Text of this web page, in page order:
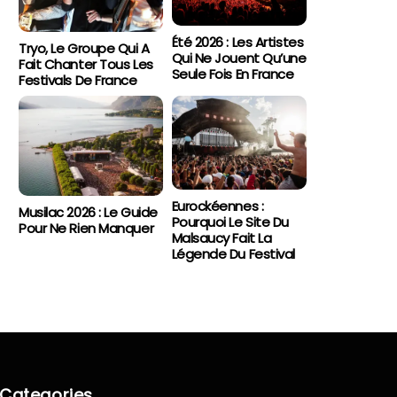
Tryo, Le Groupe Qui A
Fait Chanter Tous Les
Festivals De France
Été 2026 : Les Artistes
Qui Ne Jouent Qu’une
Seule Fois En France
Musilac 2026 : Le Guide
Pour Ne Rien Manquer
Eurockéennes :
Pourquoi Le Site Du
Malsaucy Fait La
Légende Du Festival